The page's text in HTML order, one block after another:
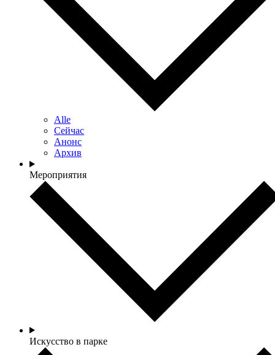
Alle
Сейчас
Анонс
Архив
Мероприятия
Искусство в парке